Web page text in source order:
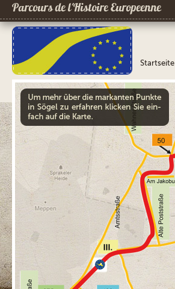
Parcours de l´Histoire Europeenne
Startseite